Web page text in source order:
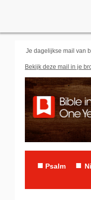
Je dagelijkse mail van
Bekijk deze mail in je
■ Psalm ■